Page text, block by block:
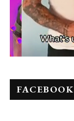
FACEBOOK